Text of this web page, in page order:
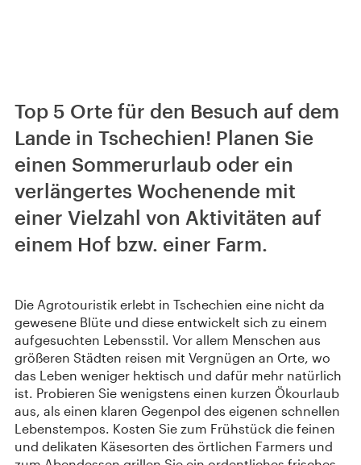
Top 5 Orte für den Besuch auf dem
Lande in Tschechien! Planen Sie
einen Sommerurlaub oder ein
verlängertes Wochenende mit
einer Vielzahl von Aktivitäten auf
einem Hof bzw. einer Farm.
Die Agrotouristik erlebt in Tschechien eine nicht da
gewesene Blüte und diese entwickelt sich zu einem
aufgesuchten Lebensstil. Vor allem Menschen aus
größeren Städten reisen mit Vergnügen an Orte, wo
das Leben weniger hektisch und dafür mehr natürlich
ist. Probieren Sie wenigstens einen kurzen Ökourlaub
aus, als einen klaren Gegenpol des eigenen schnellen
Lebenstempos. Kosten Sie zum Frühstück die feinen
und delikaten Käsesorten des örtlichen Farmers und